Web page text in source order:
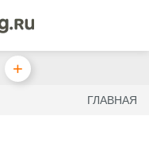
+
ГЛАВНАЯ